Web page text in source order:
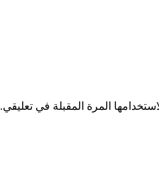
المرة المقبلة في تعليقي.